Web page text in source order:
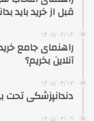
قبل از خرید باید
۱۴۰۵/۰۴/۱۴
راهنمای جامع
آنلاین بخریم؟
۱۴۰۵/۰۴/۱۳
دندانپزشکی
۱۴۰۵/۰۴/۰۹